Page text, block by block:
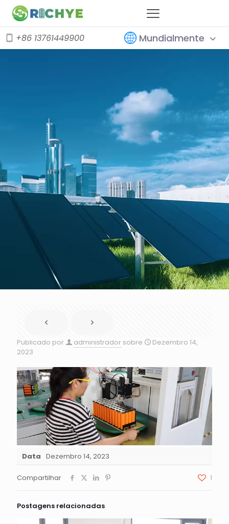
+86 13761449900 Mundialmente
Publicado por administrador sobre
Dezembro 14,
2023
Data Dezembro 14, 2023
Compartilhar 1
Postagens relacionadas